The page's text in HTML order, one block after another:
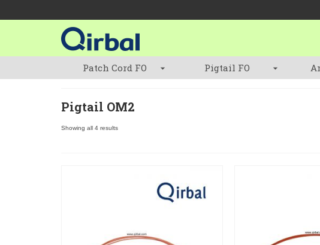
Patch Cord FO Pigtail FO
Pigtail OM2
Showing all 4 results